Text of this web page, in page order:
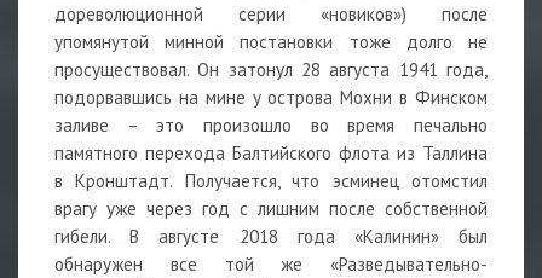
дореволюционной серии «новиков») после
упомянутой минной постановки тоже долго не
просуществовал. Он затонул 28 августа 1941 года,
подорвавшись на мине у острова Мохни в Финском
заливе – это произошло во время печально
памятного перехода Балтийского флота из Таллина
в Кронштадт. Получается, что эсминец отомстил
врагу уже через год с лишним после собственной
гибели. В августе 2018 года «Калинин» был
обнаружен все той же «Разведывательно-